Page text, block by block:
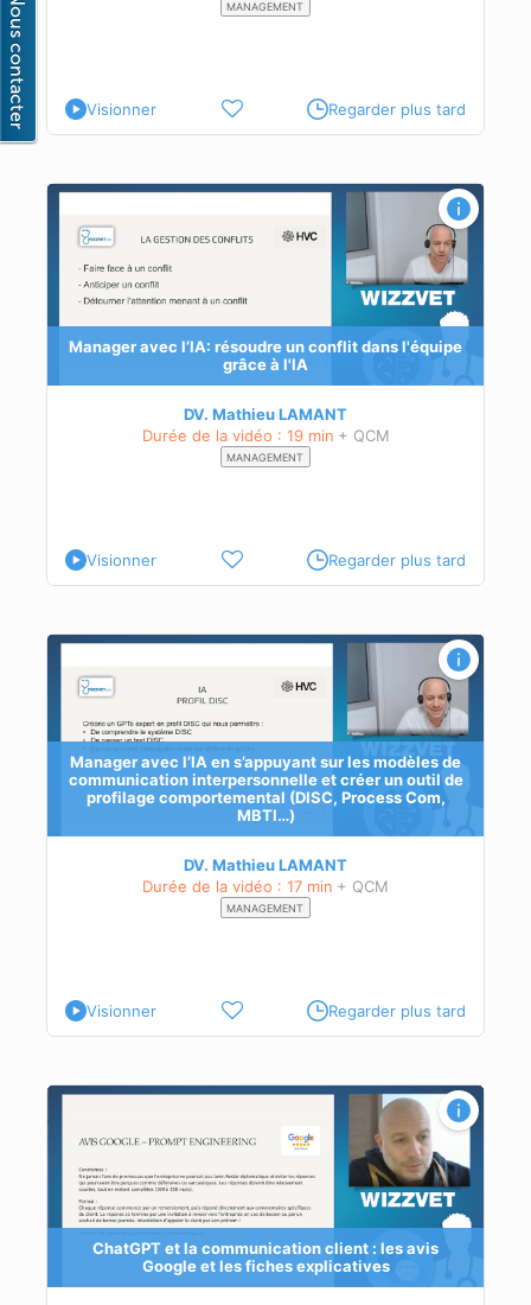
MANAGEMENT
Visionner Regarder plus tard
Manager avec l’IA: résoudre un conflit dans l'équipe
grâce à l'IA
DV. Mathieu LAMANT
Durée de la vidéo : 19 min + QCM
MANAGEMENT
Visionner Regarder plus tard
Manager avec l’IA en s’appuyant sur les modèles de
communication interpersonnelle et créer un outil de
profilage comportemental (DISC, Process Com,
MBTI…)
DV. Mathieu LAMANT
Durée de la vidéo : 17 min + QCM
MANAGEMENT
Visionner Regarder plus tard
ChatGPT et la communication client : les avis
Google et les fiches explicatives